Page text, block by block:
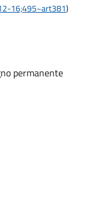
16;495~art381)
permanente